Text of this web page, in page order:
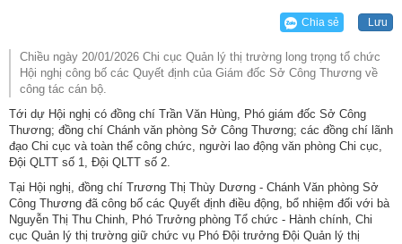
Chia sẻ Lưu
Chiều ngày 20/01/2026 Chi cục Quản lý thị trường long trọng tổ chức
Hội nghị công bố các Quyết định của Giám đốc Sở Công Thương về
công tác cán bộ.
Tới dự Hội nghị có đồng chí Trần Văn Hùng, Phó giám đốc Sở Công
Thương; đồng chí Chánh văn phòng Sở Công Thương; các đồng chí lãnh
đạo Chi cục và toàn thể công chức, người lao động văn phòng Chi cục,
Đội QLTT số 1, Đội QLTT số 2.
Tại Hội nghị, đồng chí Trương Thị Thùy Dương - Chánh Văn phòng Sở
Công Thương đã công bố các Quyết định điều động, bổ nhiệm đối với bà
Nguyễn Thị Thu Chinh, Phó Trưởng phòng Tổ chức - Hành chính, Chi
cục Quản lý thị trường giữ chức vụ Phó Đội trưởng Đội Quản lý thị